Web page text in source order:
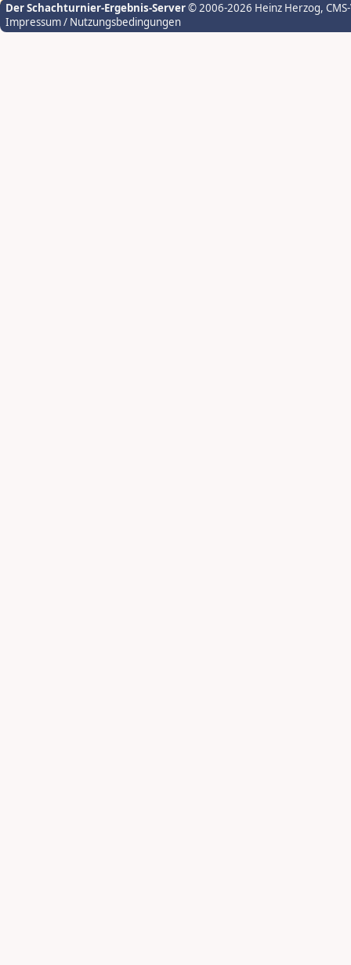
Der Schachturnier-Ergebnis-Server© 2006-2026 Heinz Herzog,
Impressum / Nutzungsbedingungen